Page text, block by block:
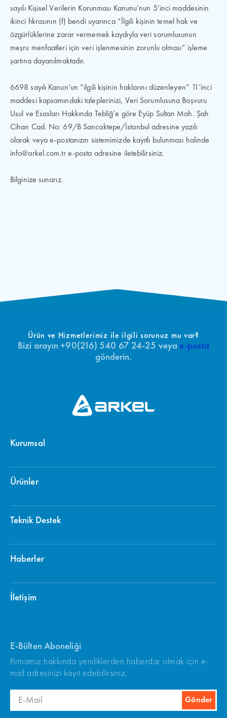
sayılı Kişisel Verilerin Korunması Kanunu’nun 5’inci maddesinin
ikinci fıkrasının (f) bendi uyarınca “İlgili kişinin temel hak ve
özgürlüklerine zarar vermemek kaydıyla veri sorumlusunun
meşru menfaatleri için veri işlenmesinin zorunlu olması” işleme
şartına dayanılmaktadır.
6698 sayılı Kanun’un “ilgili kişinin haklarını düzenleyen” 11’inci
maddesi kapsamındaki taleplerinizi, Veri Sorumlusuna Başvuru
Usul ve Esasları Hakkında Tebliğ’e göre Eyüp Sultan Mah. Şah
Cihan Cad. No: 69/B Sancaktepe/İstanbul adresine yazılı
olarak veya e-postanızın sistemimizde kayıtlı bulunması halinde
info@arkel.com.tr e-posta adresine iletebilirsiniz.
Bilginize sunarız.
Ürün ve Hizmetlerimiz ile ilgili sorunuz mu var?
Bizi arayın +90(216) 540 67 24-25 veya e-posta
gönderin.
Kurumsal
Ürünler
Teknik Destek
Haberler
İletişim
E-Bülten Aboneliği
Firmamız hakkında yeniliklerden haberdar olmak için e-
mail adresinizi kayıt edebilirsiniz.